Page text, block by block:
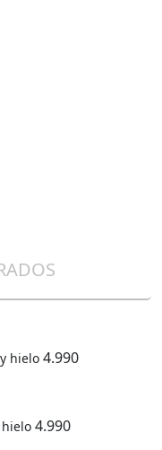
hielo 4.990
4.990